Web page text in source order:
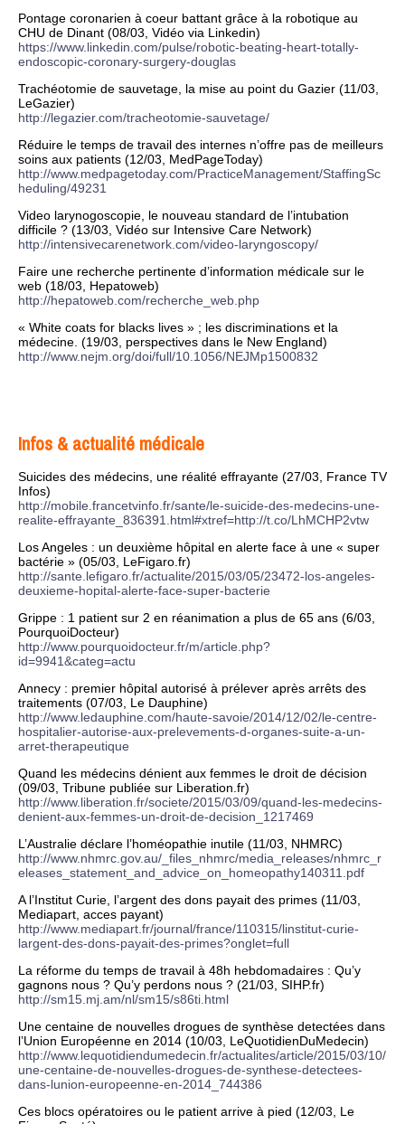
Pontage coronarien à coeur battant grâce à la robotique au
CHU de Dinant (08/03, Vidéo via Linkedin)
https://www.linkedin.com/pulse/robotic-beating-heart-totally-
endoscopic-coronary-surgery-douglas
Trachéotomie de sauvetage, la mise au point du Gazier (11/03,
LeGazier)
http://legazier.com/tracheotomie-sauvetage/
Réduire le temps de travail des internes n’offre pas de meilleurs
soins aux patients (12/03, MedPageToday)
http://www.medpagetoday.com/PracticeManagement/StaffingSc
heduling/49231
Video larynogoscopie, le nouveau standard de l’intubation
difficile ? (13/03, Vidéo sur Intensive Care Network)
http://intensivecarenetwork.com/video-laryngoscopy/
Faire une recherche pertinente d’information médicale sur le
web (18/03, Hepatoweb)
http://hepatoweb.com/recherche_web.php
« White coats for blacks lives » ; les discriminations et la
médecine. (19/03, perspectives dans le New England)
http://www.nejm.org/doi/full/10.1056/NEJMp1500832
Infos & actualité médicale
Suicides des médecins, une réalité effrayante (27/03, France TV
Infos)
http://mobile.francetvinfo.fr/sante/le-suicide-des-medecins-une-
realite-effrayante_836391.html#xtref=http://t.co/LhMCHP2vtw
Los Angeles : un deuxième hôpital en alerte face à une « super
bactérie » (05/03, LeFigaro.fr)
http://sante.lefigaro.fr/actualite/2015/03/05/23472-los-angeles-
deuxieme-hopital-alerte-face-super-bacterie
Grippe : 1 patient sur 2 en réanimation a plus de 65 ans (6/03,
PourquoiDocteur)
http://www.pourquoidocteur.fr/m/article.php?
id=9941&categ=actu
Annecy : premier hôpital autorisé à prélever après arrêts des
traitements (07/03, Le Dauphine)
http://www.ledauphine.com/haute-savoie/2014/12/02/le-centre-
hospitalier-autorise-aux-prelevements-d-organes-suite-a-un-
arret-therapeutique
Quand les médecins dénient aux femmes le droit de décision
(09/03, Tribune publiée sur Liberation.fr)
http://www.liberation.fr/societe/2015/03/09/quand-les-medecins-
denient-aux-femmes-un-droit-de-decision_1217469
L’Australie déclare l’homéopathie inutile (11/03, NHMRC)
http://www.nhmrc.gov.au/_files_nhmrc/media_releases/nhmrc_r
eleases_statement_and_advice_on_homeopathy140311.pdf
A l’Institut Curie, l’argent des dons payait des primes (11/03,
Mediapart, acces payant)
http://www.mediapart.fr/journal/france/110315/linstitut-curie-
largent-des-dons-payait-des-primes?onglet=full
La réforme du temps de travail à 48h hebdomadaires : Qu’y
gagnons nous ? Qu’y perdons nous ? (21/03, SIHP.fr)
http://sm15.mj.am/nl/sm15/s86ti.html
Une centaine de nouvelles drogues de synthèse detectées dans
l’Union Européenne en 2014 (10/03, LeQuotidienDuMedecin)
http://www.lequotidiendumedecin.fr/actualites/article/2015/03/10/
une-centaine-de-nouvelles-drogues-de-synthese-detectees-
dans-lunion-europeenne-en-2014_744386
Ces blocs opératoires ou le patient arrive à pied (12/03, Le